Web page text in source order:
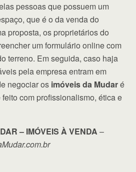
pessoas que possuem um
que é o da venda do
proposta, os proprietários do
um formulário online com
terreno. Em seguida, caso haja
pela empresa entram em
negociar os imóveis da Mudaré
com profissionalismo, ética e
– IMÓVEIS À VENDA –